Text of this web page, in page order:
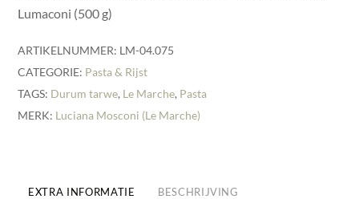
Lumaconi (500 g)
ARTIKELNUMMER: LM-04.075
CATEGORIE: Pasta & Rijst
TAGS: Durum tarwe, Le Marche, Pasta
MERK: Luciana Mosconi (Le Marche)
EXTRA INFORMATIE BESCHRIJVING